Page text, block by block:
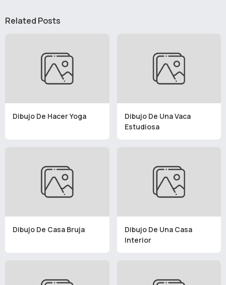
Related Posts
Dibujo De Hacer Yoga
Dibujo De Una Vaca
Estudiosa
Dibujo De Casa Bruja
Dibujo De Una Casa
Interior